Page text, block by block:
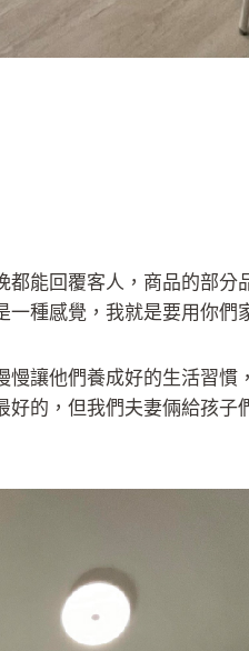
都能回覆客人，商品的部分
種感覺，我就是要用你們
讓他們養成好的生活習慣
的，但我們夫妻倆給孩子